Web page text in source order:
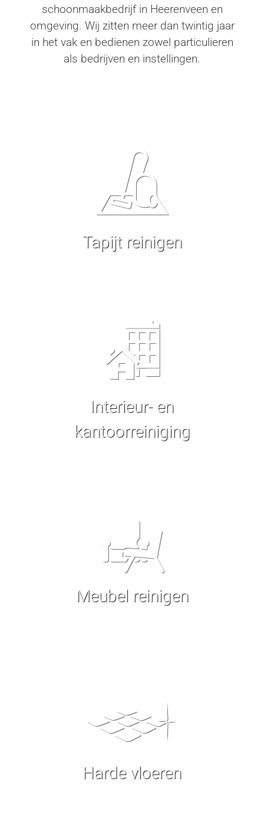
schoonmaakbedrijf in Heerenveen en
omgeving. Wij zitten meer dan twintig jaar
in het vak en bedienen zowel particulieren
als bedrijven en instellingen.
Tapijt reinigen
Interieur- en
kantoorreiniging
Meubel reinigen
Harde vloeren